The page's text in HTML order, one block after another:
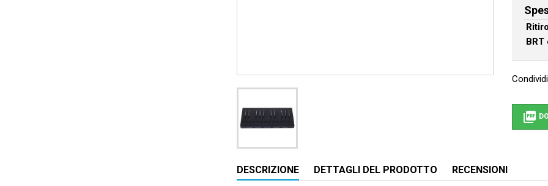
Condividi

DESCRIZIONE DETTAGLI DEL PRODOTTO RECENSIONI